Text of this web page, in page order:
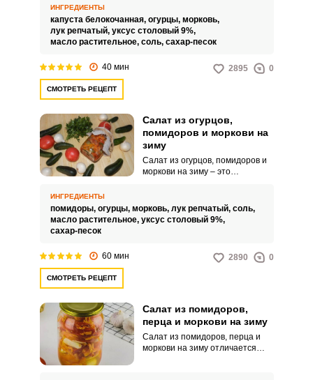
видом. Такой аппетитный
продукт дополнит ваши
обеденные горячие блюда.
ИНГРЕДИЕНТЫ
капуста белокочанная, огурцы, морковь,
лук репчатый, уксус столовый 9%,
масло растительное, соль, сахар-песок
40 мин 2895 0
СМОТРЕТЬ РЕЦЕПТ
Салат из огурцов,
помидоров и моркови на
зиму
Салат из огурцов, помидоров и
моркови на зиму – это
стола. Его можно подавать
вместе с горячими гарнирами,
ИНГРЕДИЕНТЫ
помидоры, огурцы, морковь, лук репчатый, соль,
масло растительное, уксус столовый 9%,
сахар-песок
60 мин 2890 0
СМОТРЕТЬ РЕЦЕПТ
Салат из помидоров,
перца и моркови на зиму
Салат из помидоров, перца и
моркови на зиму отличается